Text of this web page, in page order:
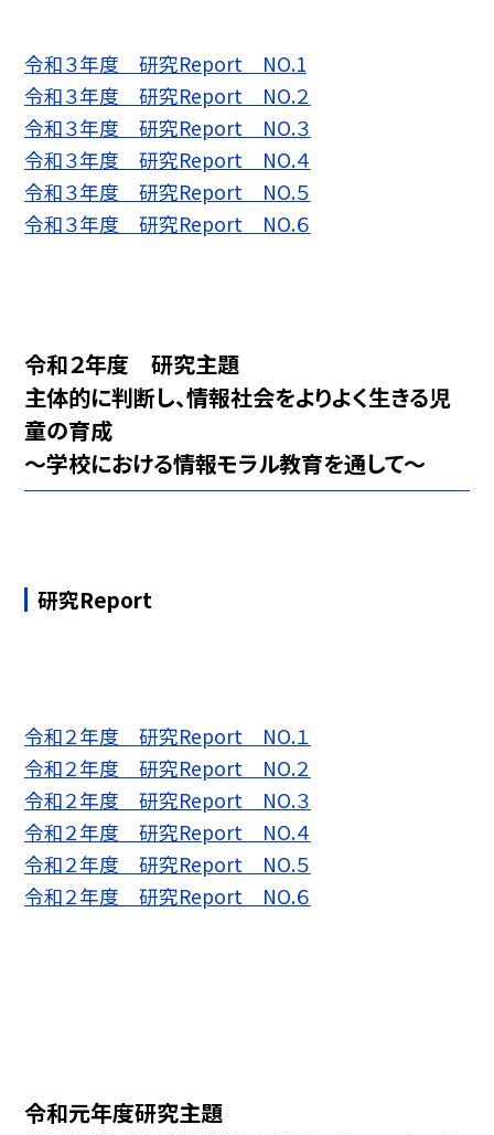
令和３年度 研究Report NO.1
令和３年度 研究Report NO.２
令和３年度 研究Report NO.３
令和３年度 研究Report NO.４
令和３年度 研究Report NO.５
令和３年度 研究Report NO.６
令和２年度 研究主題
主体的に判断し、情報社会をよりよく生きる児
童の育成
〜学校における情報モラル教育を通して〜
研究Report
令和２年度 研究Report NO.１
令和２年度 研究Report NO.２
令和２年度 研究Report NO.３
令和２年度 研究Report NO.４
令和２年度 研究Report NO.５
令和２年度 研究Report NO.６
令和元年度研究主題